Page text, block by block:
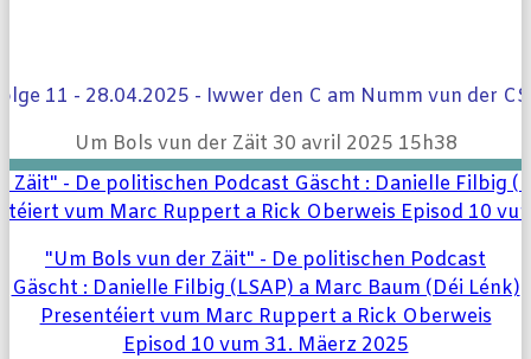
11 - 28.04.2025 - Iwwer den C am Numm vun der
Um Bols vun der Zäit 30 avril 2025 15h38
"Um Bols vun der Zäit" - De politischen Podcast
Gäscht : Danielle Filbig (LSAP) a Marc Baum (Déi Lénk)
Presentéiert vum Marc Ruppert a Rick Oberweis
Episod 10 vum 31. Mäerz 2025